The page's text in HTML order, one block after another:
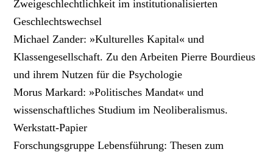
Zweigeschlechtlichkeit im institutionalisierten
Geschlechtswechsel
Michael Zander: »Kulturelles Kapital« und
Klassengesellschaft. Zu den Arbeiten Pierre Bourdieus
und ihrem Nutzen für die Psychologie
Morus Markard: »Politisches Mandat« und
wissenschaftliches Studium im Neoliberalismus.
Werkstatt-Papier
Forschungsgruppe Lebensführung: Thesen zum